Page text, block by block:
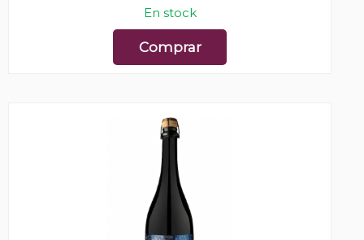
En stock
Comprar